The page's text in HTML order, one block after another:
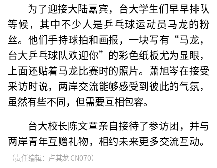
为了迎接大陆嘉宾，台大学生们早早排队
等候，其中不少人是乒乓球运动员马龙的粉
丝。他们手持球拍和画报，一块写有“马龙，
台大乒乓球队欢迎你”的彩色纸板尤为显眼，
上面还贴着马龙比赛时的照片。萧旭岑在接受
采访时说，两岸交流能够感受到彼此的气氛，
虽然有些不同，但需要互相包容。
台大校长陈文章亲自接待了参访团，并与
两岸青年互赠礼物，相约未来更多交流互动。
（责任编辑：卢其龙 CN070）